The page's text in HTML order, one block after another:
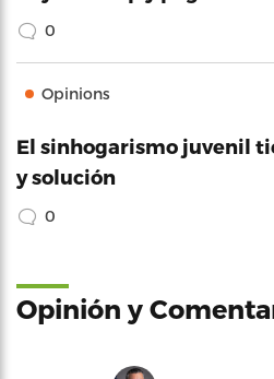
0
Opinions
El sinhogarismo juvenil
y solución
0
Opinión y